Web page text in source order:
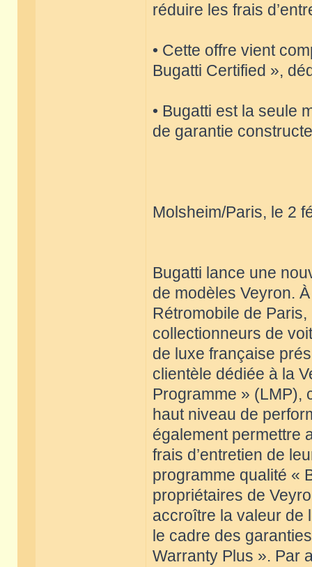
réduire les frais
• Cette offre vient
Bugatti Certified »,
• Bugatti est la seule
de garantie
Molsheim/Paris, le 2
Bugatti lance une
de modèles Veyron.
Rétromobile de
collectionneurs de
de luxe française
clientèle dédiée à la
Programme » (LMP),
haut niveau de
également permettre
frais d’entretien de
programme qualité «
propriétaires de
accroître la valeur de
le cadre des
Warranty Plus ». Par